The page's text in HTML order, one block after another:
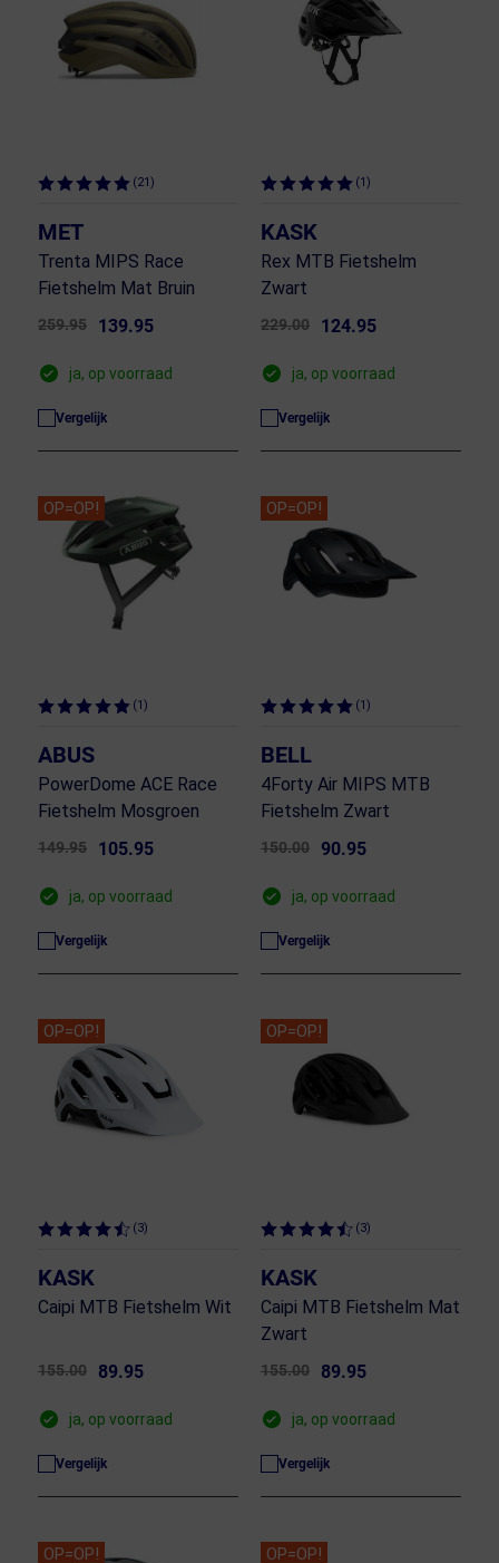
(21)
MET
Trenta MIPS Race
Fietshelm Mat Bruin
259.95 139.95
ja, op voorraad
Vergelijk
(1)
KASK
Rex MTB Fietshelm
Zwart
229.00 124.95
ja, op voorraad
Vergelijk
OP=OP!
(1)
ABUS
PowerDome ACE Race
Fietshelm Mosgroen
149.95 105.95
ja, op voorraad
Vergelijk
OP=OP!
(1)
BELL
4Forty Air MIPS MTB
Fietshelm Zwart
150.00 90.95
ja, op voorraad
Vergelijk
OP=OP!
(3)
KASK
Caipi MTB Fietshelm Wit
155.00 89.95
ja, op voorraad
Vergelijk
OP=OP!
(3)
KASK
Caipi MTB Fietshelm Mat
Zwart
155.00 89.95
ja, op voorraad
Vergelijk
OP=OP! OP=OP!